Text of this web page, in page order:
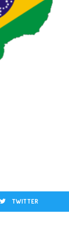
TWITTER